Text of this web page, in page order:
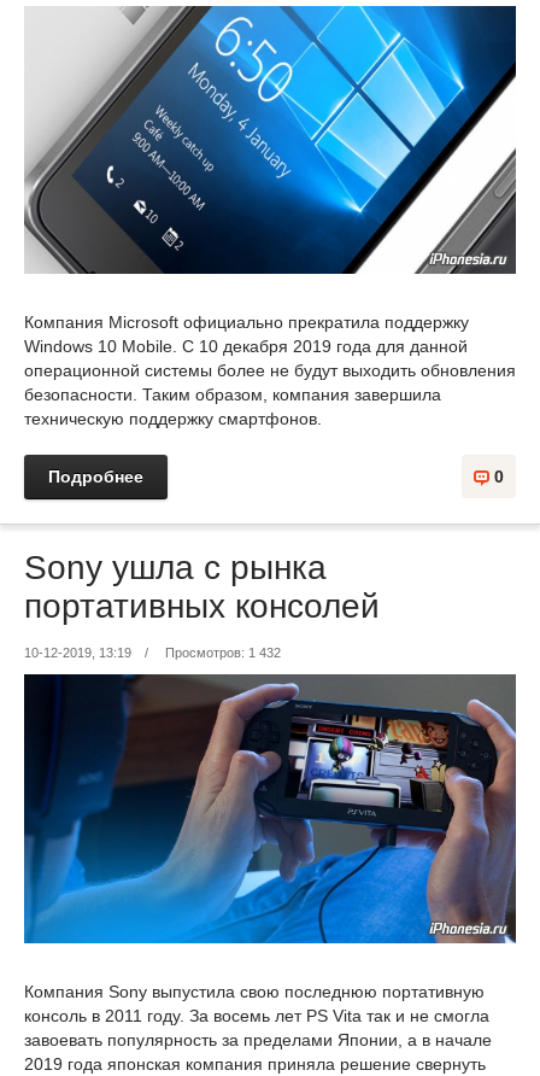
Компания Microsoft официально прекратила поддержку
Windows 10 Mobile. С 10 декабря 2019 года для данной
операционной системы более не будут выходить обновления
безопасности. Таким образом, компания завершила
техническую поддержку смартфонов.
Подробнее 0
Sony ушла с рынка
портативных консолей
10-12-2019, 13:19 / Просмотров: 1 432
Компания Sony выпустила свою последнюю портативную
консоль в 2011 году. За восемь лет PS Vita так и не смогла
завоевать популярность за пределами Японии, а в начале
2019 года японская компания приняла решение свернуть